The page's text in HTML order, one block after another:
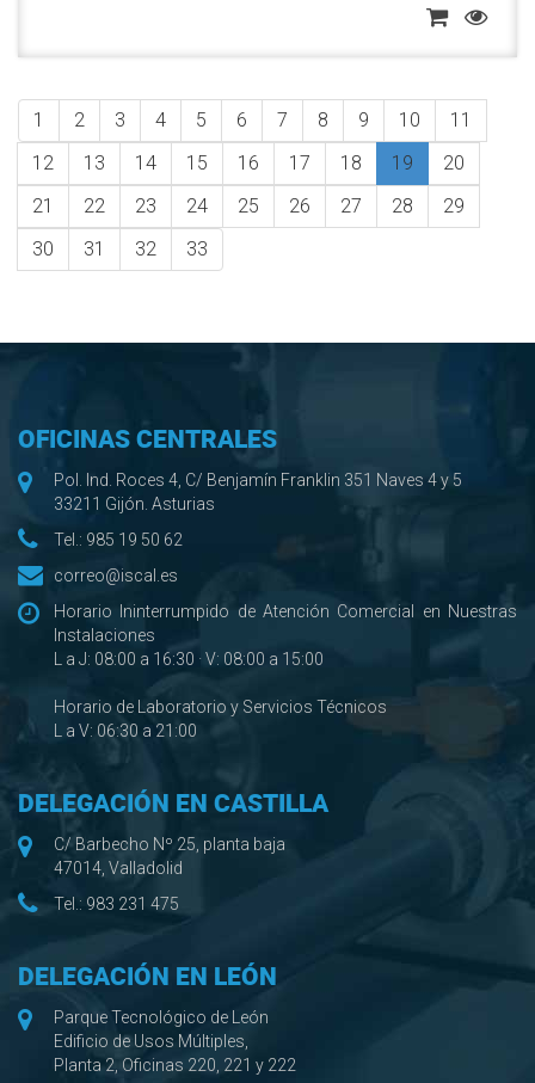
1 2 3 4 5 6 7 8 9 10
11
12
13 14 15 16 17 18 19
20
21
22 23 24 25 26 27 28
29
30
31 32 33
OFICINAS CENTRALES
Pol. Ind. Roces 4, C/ Benjamín Franklin 351 Naves 4 y 5
33211 Gijón. Asturias
Tel.: 985 19 50 62
correo@iscal.es
Horario Ininterrumpido de Atención Comercial en Nuestras
Instalaciones
L a J: 08:00 a 16:30 · V: 08:00 a 15:00
Horario de Laboratorio y Servicios Técnicos
L a V: 06:30 a 21:00
DELEGACIÓN EN CASTILLA
C/ Barbecho Nº 25, planta baja
47014, Valladolid
Tel.: 983 231 475
DELEGACIÓN EN LEÓN
Parque Tecnológico de León
Edificio de Usos Múltiples,
Planta 2, Oficinas 220, 221 y 222